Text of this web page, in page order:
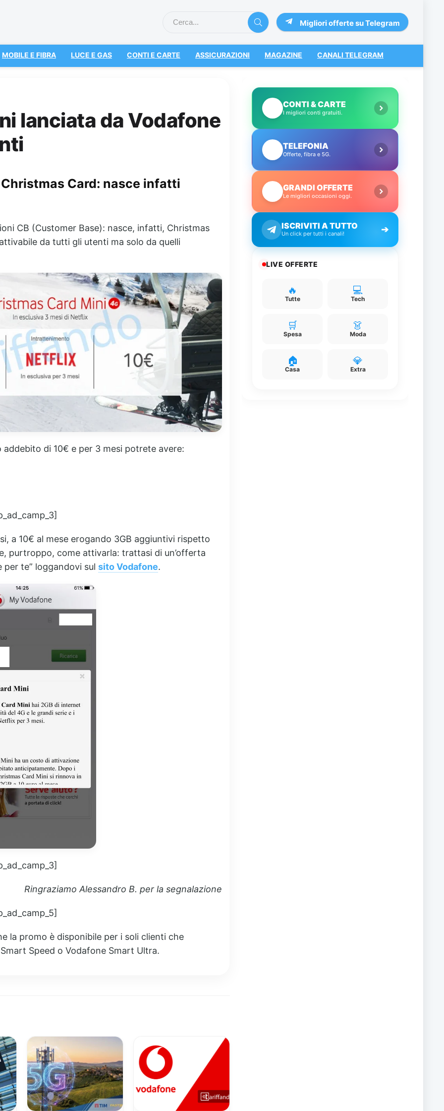
Migliori offerte su Telegram
MOBILE E FIBRA LUCE E GAS CONTI E CARTE ASSICURAZIONI MAGAZINE CANALI TELEGRAM
lanciata da Vodafone
Card: nasce infatti
CB (Customer Base): nasce, infatti, Christmas
da tutti gli utenti ma solo da quelli
di 10€ e per 3 mesi potrete avere:
a 10€ al mese erogando 3GB aggiuntivi rispetto
purtroppo, come attivarla: trattasi di un’offerta
te” loggandovi sul sito Vodafone.
Ringraziamo Alessandro B. per la segnalazione
la promo è disponibile per i soli clienti che
Speed o Vodafone Smart Ultra.
CONTI & CARTE
I migliori conti gratuiti.
TELEFONIA
Offerte, fibra e 5G.
GRANDI OFFERTE
Le migliori occasioni oggi.
ISCRIVITI A TUTTO
Un click per tutti i canali! ➔
LIVE OFFERTE
🔥
Tutte
💻
Tech
🛒
Spesa
👗
Moda
🏠
Casa
💎
Extra